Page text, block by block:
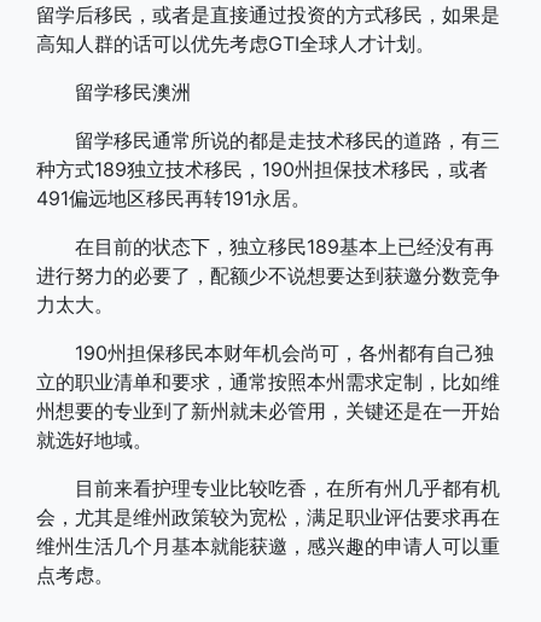
留学后移民，或者是直接通过投资的方式移民，如果是
高知人群的话可以优先考虑GTI全球人才计划。
留学移民澳洲
留学移民通常所说的都是走技术移民的道路，有三
种方式189独立技术移民，190州担保技术移民，或者
491偏远地区移民再转191永居。
在目前的状态下，独立移民189基本上已经没有再
进行努力的必要了，配额少不说想要达到获邀分数竞争
力太大。
190州担保移民本财年机会尚可，各州都有自己独
立的职业清单和要求，通常按照本州需求定制，比如维
州想要的专业到了新州就未必管用，关键还是在一开始
就选好地域。
目前来看护理专业比较吃香，在所有州几乎都有机
会，尤其是维州政策较为宽松，满足职业评估要求再在
维州生活几个月基本就能获邀，感兴趣的申请人可以重
点考虑。